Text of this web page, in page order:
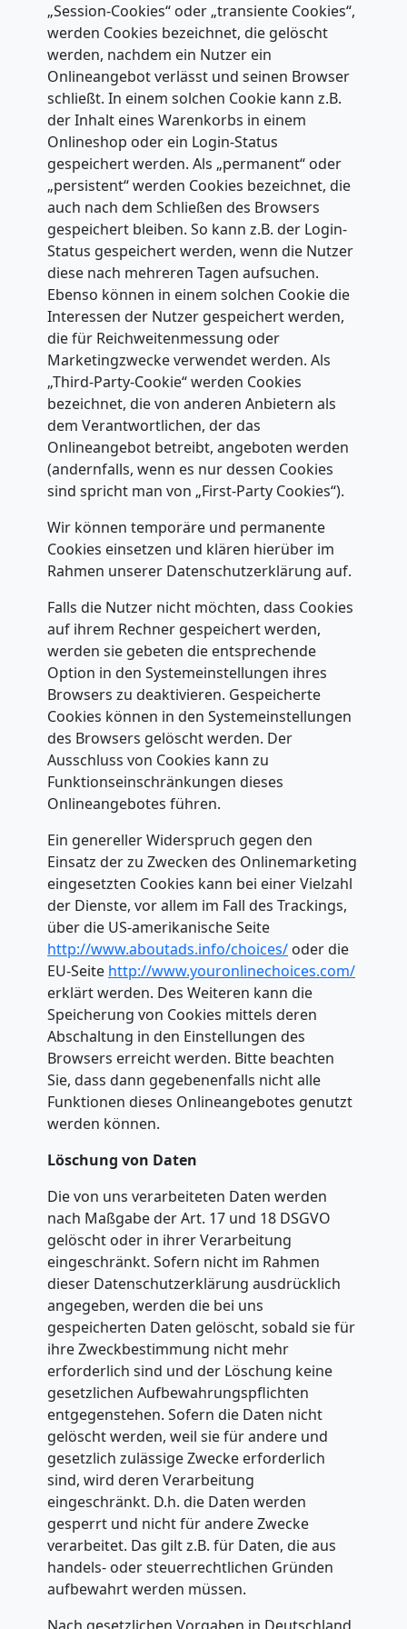
„Session-Cookies“ oder „transiente Cookies“,
werden Cookies bezeichnet, die gelöscht
werden, nachdem ein Nutzer ein
Onlineangebot verlässt und seinen Browser
schließt. In einem solchen Cookie kann z.B.
der Inhalt eines Warenkorbs in einem
Onlineshop oder ein Login-Status
gespeichert werden. Als „permanent“ oder
„persistent“ werden Cookies bezeichnet, die
auch nach dem Schließen des Browsers
gespeichert bleiben. So kann z.B. der Login-
Status gespeichert werden, wenn die Nutzer
diese nach mehreren Tagen aufsuchen.
Ebenso können in einem solchen Cookie die
Interessen der Nutzer gespeichert werden,
die für Reichweitenmessung oder
Marketingzwecke verwendet werden. Als
„Third-Party-Cookie“ werden Cookies
bezeichnet, die von anderen Anbietern als
dem Verantwortlichen, der das
Onlineangebot betreibt, angeboten werden
(andernfalls, wenn es nur dessen Cookies
sind spricht man von „First-Party Cookies“).
Wir können temporäre und permanente
Cookies einsetzen und klären hierüber im
Rahmen unserer Datenschutzerklärung auf.
Falls die Nutzer nicht möchten, dass Cookies
auf ihrem Rechner gespeichert werden,
werden sie gebeten die entsprechende
Option in den Systemeinstellungen ihres
Browsers zu deaktivieren. Gespeicherte
Cookies können in den Systemeinstellungen
des Browsers gelöscht werden. Der
Ausschluss von Cookies kann zu
Funktionseinschränkungen dieses
Onlineangebotes führen.
Ein genereller Widerspruch gegen den
Einsatz der zu Zwecken des Onlinemarketing
eingesetzten Cookies kann bei einer Vielzahl
der Dienste, vor allem im Fall des Trackings,
über die US-amerikanische Seite
http://www.aboutads.info/choices/ oder die
EU-Seite http://www.youronlinechoices.com/
erklärt werden. Des Weiteren kann die
Speicherung von Cookies mittels deren
Abschaltung in den Einstellungen des
Browsers erreicht werden. Bitte beachten
Sie, dass dann gegebenenfalls nicht alle
Funktionen dieses Onlineangebotes genutzt
werden können.
Löschung von Daten
Die von uns verarbeiteten Daten werden
nach Maßgabe der Art. 17 und 18 DSGVO
gelöscht oder in ihrer Verarbeitung
eingeschränkt. Sofern nicht im Rahmen
dieser Datenschutzerklärung ausdrücklich
angegeben, werden die bei uns
gespeicherten Daten gelöscht, sobald sie für
ihre Zweckbestimmung nicht mehr
erforderlich sind und der Löschung keine
gesetzlichen Aufbewahrungspflichten
entgegenstehen. Sofern die Daten nicht
gelöscht werden, weil sie für andere und
gesetzlich zulässige Zwecke erforderlich
sind, wird deren Verarbeitung
eingeschränkt. D.h. die Daten werden
gesperrt und nicht für andere Zwecke
verarbeitet. Das gilt z.B. für Daten, die aus
handels- oder steuerrechtlichen Gründen
aufbewahrt werden müssen.